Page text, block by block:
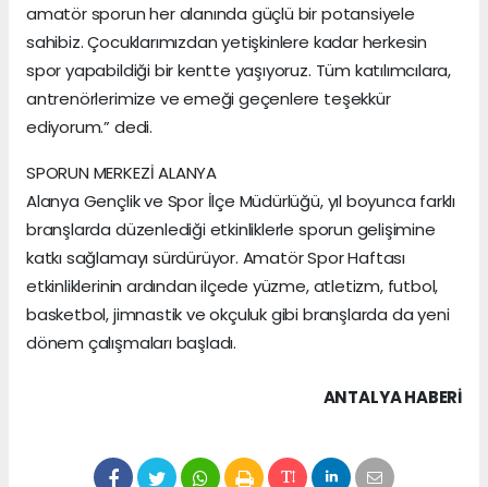
amatör sporun her alanında güçlü bir potansiyele
sahibiz. Çocuklarımızdan yetişkinlere kadar herkesin
spor yapabildiği bir kentte yaşıyoruz. Tüm katılımcılara,
antrenörlerimize ve emeği geçenlere teşekkür
ediyorum.” dedi.
SPORUN MERKEZİ ALANYA
Alanya Gençlik ve Spor İlçe Müdürlüğü, yıl boyunca farklı
branşlarda düzenlediği etkinliklerle sporun gelişimine
katkı sağlamayı sürdürüyor. Amatör Spor Haftası
etkinliklerinin ardından ilçede yüzme, atletizm, futbol,
basketbol, jimnastik ve okçuluk gibi branşlarda da yeni
dönem çalışmaları başladı.
ANTALYA HABERİ